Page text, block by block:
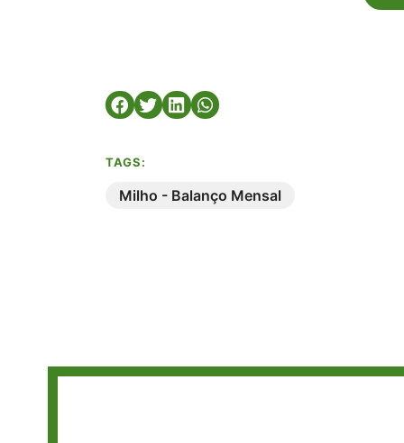
TAGS:
Milho - Balanço Mensal